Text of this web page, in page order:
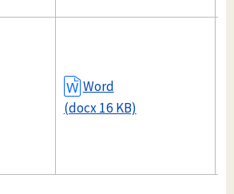
Word
(docx 16 KB)